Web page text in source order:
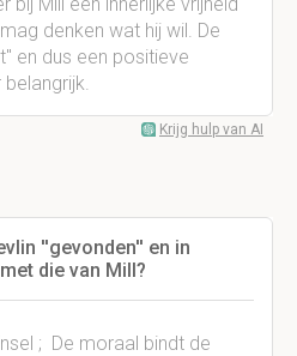
denken wat hij wil. De
en dus een positieve
belangrijk.
Krijg hulp van AI
''gevonden'' en in
die van Mill?
; De moraal bindt de